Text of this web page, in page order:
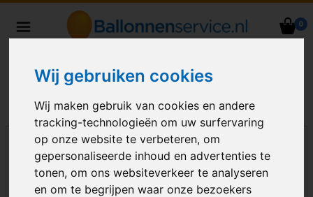
Wij gebruiken cookies
Wij maken gebruik van cookies en andere
tracking-technologieën om uw surfervaring
op onze website te verbeteren, om
gepersonaliseerde inhoud en advertenties te
tonen, om ons websiteverkeer te analyseren
en om te begrijpen waar onze bezoekers
0
Nederland